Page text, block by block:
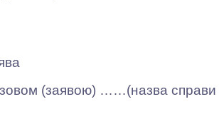
(заявою) ……(назва справи